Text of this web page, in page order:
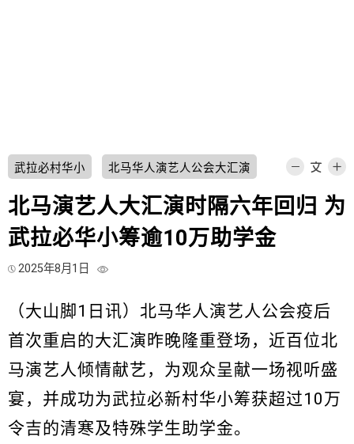
武拉必村华小 北马华人演艺人公会大汇演
北马演艺人大汇演时隔六年回归 为
武拉必华小筹逾10万助学金
2025年8月1日
（大山脚1日讯）北马华人演艺人公会疫后
首次重启的大汇演昨晚隆重登场，近百位北
马演艺人倾情献艺，为观众呈献一场视听盛
宴，并成功为武拉必新村华小筹获超过10万
令吉的清寒及特殊学生助学金。